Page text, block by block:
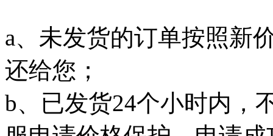
a、未发货的订单按照新
还给您；
b、已发货24个小时内，